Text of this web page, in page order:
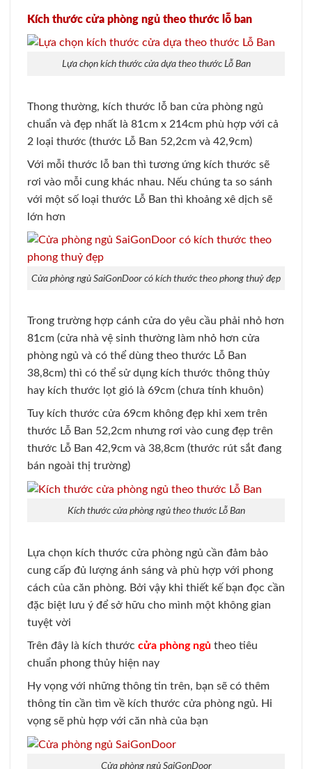
Kích thước cửa phòng ngủ theo thước lỗ ban
Lựa chọn kích thước cửa dựa theo thước Lỗ Ban
Thong thường, kích thước lỗ ban cửa phòng ngủ
chuẩn và đẹp nhất là 81cm x 214cm phù hợp với cả
2 loại thước (thước Lỗ Ban 52,2cm và 42,9cm)
Với mỗi thước lỗ ban thì tương ứng kích thước sẽ
rơi vào mỗi cung khác nhau. Nếu chúng ta so sánh
với một số loại thước Lỗ Ban thì khoảng xê dịch sẽ
lớn hơn
Cửa phòng ngủ SaiGonDoor có kích thước theo phong thuỷ đẹp
Trong trường hợp cánh cửa do yêu cầu phải nhỏ hơn
81cm (cửa nhà vệ sinh thường làm nhỏ hơn cửa
phòng ngủ và có thể dùng theo thước Lỗ Ban
38,8cm) thì có thể sử dụng kích thước thông thủy
hay kích thước lọt gió là 69cm (chưa tính khuôn)
Tuy kích thước cửa 69cm không đẹp khi xem trên
thước Lỗ Ban 52,2cm nhưng rơi vào cung đẹp trên
thước Lỗ Ban 42,9cm và 38,8cm (thước rút sắt đang
bán ngoài thị trường)
Kích thước cửa phòng ngủ theo thước Lỗ Ban
Lựa chọn kích thước cửa phòng ngủ cần đảm bảo
cung cấp đủ lượng ánh sáng và phù hợp với phong
cách của căn phòng. Bởi vậy khi thiết kế bạn đọc cần
đặc biệt lưu ý để sở hữu cho mình một không gian
tuyệt vời
Trên đây là kích thước cửa phòng ngủ theo tiêu
chuẩn phong thủy hiện nay
Hy vọng với những thông tin trên, bạn sẽ có thêm
thông tin cần tìm về kích thước cửa phòng ngủ. Hi
vọng sẽ phù hợp với căn nhà của bạn
Cửa phòng ngủ SaiGonDoor